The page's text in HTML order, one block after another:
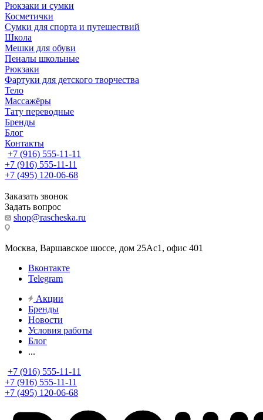
Рюкзаки и сумки
Косметички
Сумки для спорта и путешествий
Школа
Мешки для обуви
Пеналы школьные
Рюкзаки
Фартуки для детского творчества
Тело
Массажёры
Тату переводные
Бренды
Блог
Контакты
+7 (916) 555-11-11
+7 (916) 555-11-11
+7 (495) 120-06-68
Заказать звонок
Задать вопрос
shop@rascheska.ru
Москва, Варшавское шоссе, дом 25Аc1, офис 401
Вконтакте
Telegram
Акции
Бренды
Новости
Условия работы
Блог
...
+7 (916) 555-11-11
+7 (916) 555-11-11
+7 (495) 120-06-68